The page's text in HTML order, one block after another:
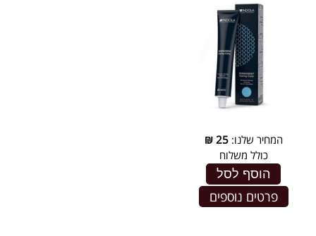
המחיר שלנו:25
₪
כולל משלוח
הוסף לסל
פרטים נוספים